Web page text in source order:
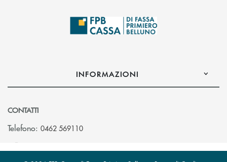
INFORMAZIONI
CONTATTI
Telefono: 0462 569110